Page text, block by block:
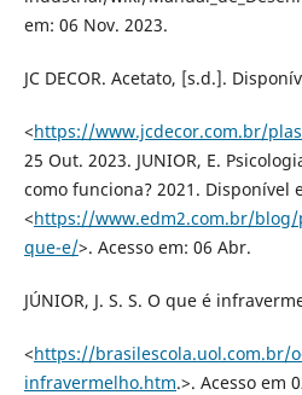
em: 06 Nov. 2023.
JC DECOR. Acetato, [s.d.].
<https://www.jcdecor.com.br/
25 Out. 2023. JUNIOR, E.
como funciona? 2021. Disponível
<https://www.edm2.com.br/blog/
que-e/>. Acesso em: 06 Abr.
JÚNIOR, J. S. S. O que é
<https://brasilescola.uol.com.br/
infravermelho.htm.>. Acesso em